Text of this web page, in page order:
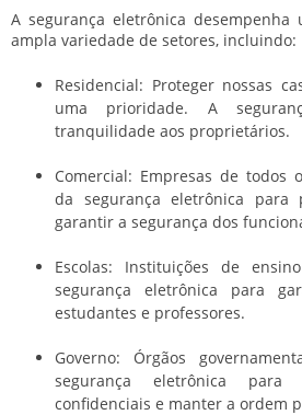
A segurança eletrônica
ampla variedade de setores, incluindo:
Residencial: Proteger nossas
uma prioridade. A
tranquilidade aos proprietários.
Comercial: Empresas de todos
da segurança eletrônica para
garantir a segurança dos
Escolas: Instituições de
segurança eletrônica para
estudantes e professores.
Governo: Órgãos
segurança eletrônica para
confidenciais e manter a ordem